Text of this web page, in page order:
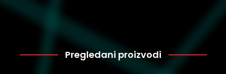
Pregledani proizvodi